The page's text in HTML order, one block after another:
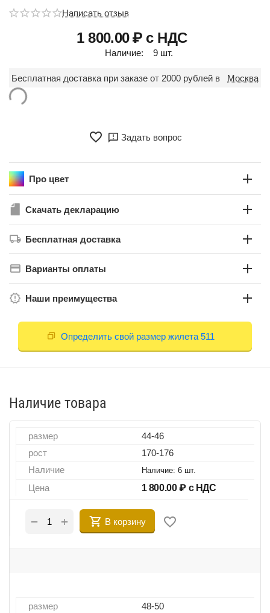
Написать отзыв
1 800.00₽ с НДС
Наличие: 9 шт.
Бесплатная доставка при заказе от 2000 рублей в Москва
Задать вопрос
Про цвет
Скачать декларацию
Бесплатная доставка
Варианты оплаты
Наши преимущества
Определить свой размер жилета 511
Наличие товара
размер
44-46
рост
170-176
Наличие
Наличие: 6 шт.
Цена 1 800.00 ₽ с НДС
+
− В корзину
размер
48-50